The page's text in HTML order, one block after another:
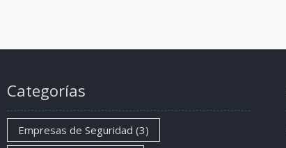
Categorías
Empresas de Seguridad (3)